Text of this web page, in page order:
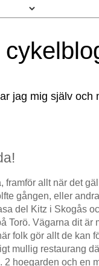
jag mig själv
framför allt när det
gången, eller
del Kitz i Skogås
Torö. Vägarna dit är
folk gör allt de kan
mullig restaurang
2 hoegarden och en